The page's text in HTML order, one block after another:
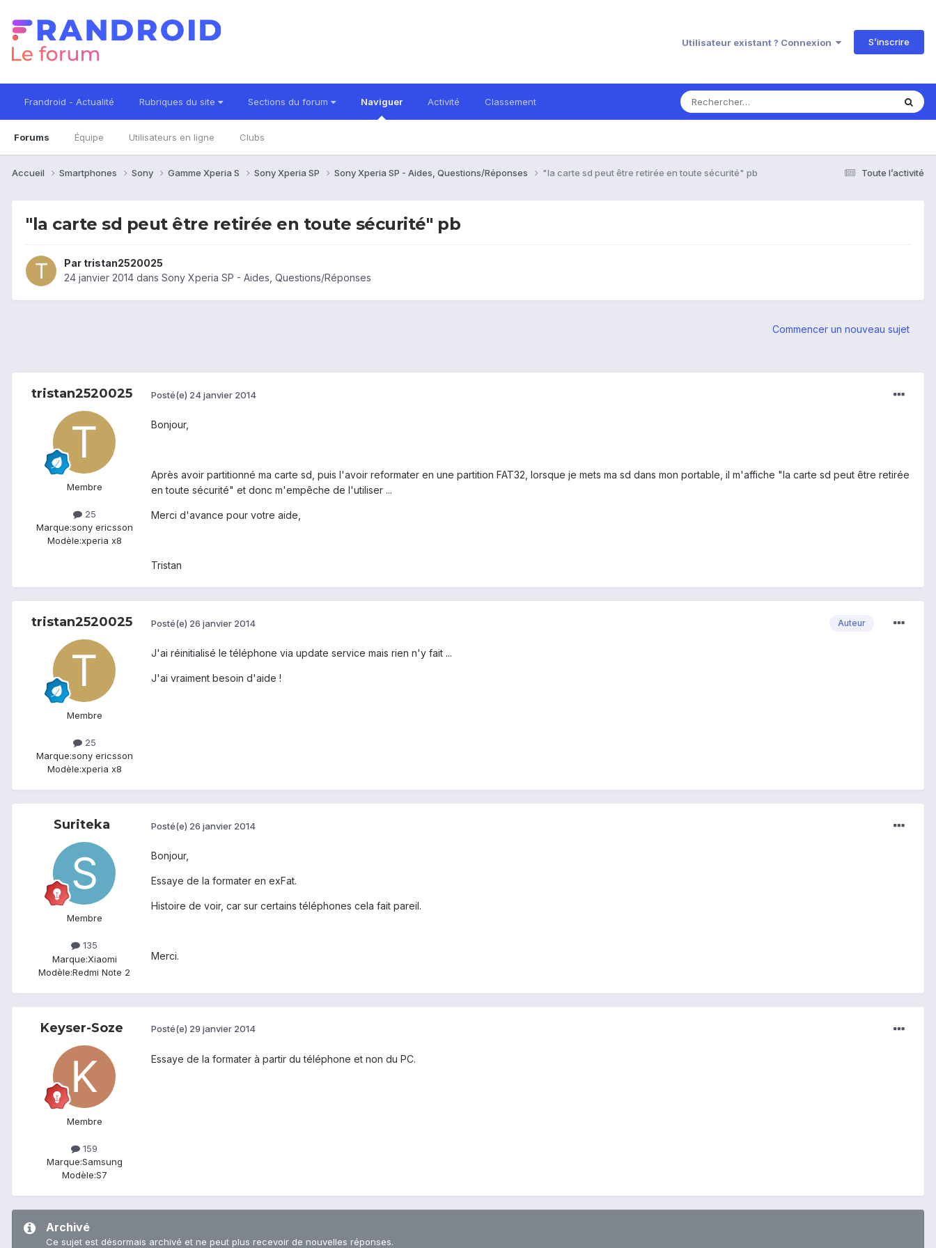
Utilisateur existant ? Connexion S’inscrire
Frandroid - Actualité Rubriques du site Sections du forum Naviguer
Forums Équipe Utilisateurs en ligne Clubs
Activité Classement
Toute l’activité
Accueil Smartphones Sony Gamme Xperia S Sony Xperia SP Sony Xperia SP - Aides, Questions/Réponses "la carte sd peut être retirée en toute sécurité" pb
"la carte sd peut être retirée en toute sécurité" pb
Par tristan2520025
24 janvier 2014 dans Sony Xperia SP - Aides, Questions/Réponses
Commencer un nouveau sujet
tristan2520025
Membre
25
Marque:sony ericsson
Modèle:xperia x8
Posté(e) 24 janvier 2014
Bonjour,
Après avoir partitionné ma carte sd, puis l'avoir reformater en une partition FAT32, lorsque je mets ma sd dans mon portable, il m'affiche "la carte sd peut être retirée
en toute sécurité" et donc m'empêche de l'utiliser ...
Merci d'avance pour votre aide,
Tristan
tristan2520025
Membre
25
Marque:sony ericsson
Modèle:xperia x8
Auteur
Posté(e) 26 janvier 2014
J'ai réinitialisé le téléphone via update service mais rien n'y fait ...
J'ai vraiment besoin d'aide !
Suriteka
Membre
135
Marque:Xiaomi
Modèle:Redmi Note 2
Posté(e) 26 janvier 2014
Bonjour,
Essaye de la formater en exFat.
Histoire de voir, car sur certains téléphones cela fait pareil.
Merci.
Keyser-Soze
Membre
159
Marque:Samsung
Modèle:S7
Posté(e) 29 janvier 2014
Essaye de la formater à partir du téléphone et non du PC.
Archivé
Ce sujet est désormais archivé et ne peut plus recevoir de nouvelles réponses.